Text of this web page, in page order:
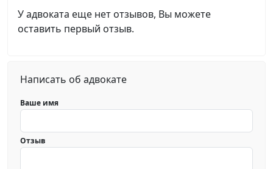
У адвоката еще нет отзывов, Вы можете
оставить первый отзыв.
Написать об адвокате
Ваше имя
Отзыв